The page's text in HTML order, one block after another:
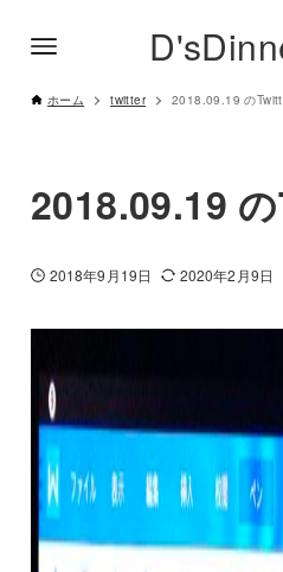
ホーム twitter 2018.09.19 の
2018.09.19
2018年9月19日 2020年2月9日